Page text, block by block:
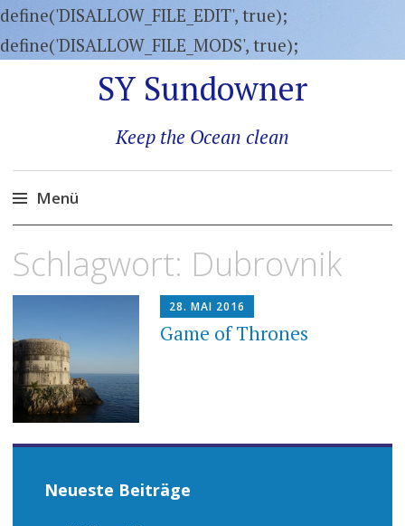
define('DISALLOW_FILE_EDIT', true);
define('DISALLOW_FILE_MODS', true);
SY Sundowner
Keep the Ocean clean
Menü
Inhalt
Schlagwort: Dubrovnik
28. MAI 2016
Game of Thrones
Neueste Beiträge